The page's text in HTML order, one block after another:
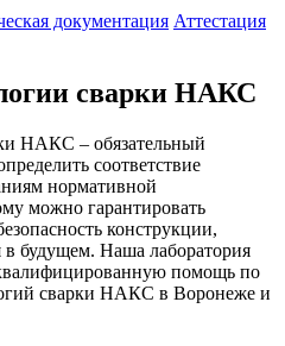
документация Аттестация
сварки НАКС
НАКС – обязательный
соответствие
нормативной
можно гарантировать
конструкции,
в будущем. Наша лаборатория
помощь по
сварки НАКС в Воронеже и